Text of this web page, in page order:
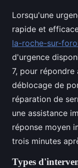
Lorsqu'une
rapide et
la-roche-sur-
d'urgence
7, pour répondre
déblocage de
réparation de
une assistance
réponse moyen
trois minutes
Types